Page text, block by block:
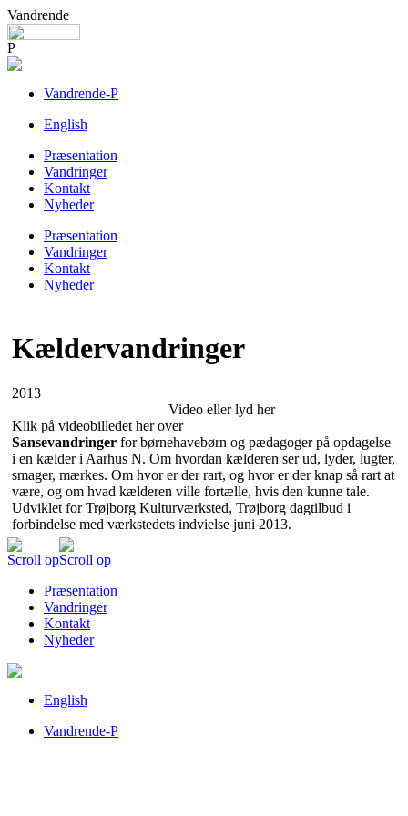
Vandrende
P
Vandrende-P
English
Præsentation
Vandringer
Kontakt
Nyheder
Præsentation
Vandringer
Kontakt
Nyheder
Kældervandringer
2013
Video eller lyd her
Klik på videobilledet her over
Sansevandringer for børnehavebørn og pædagoger på opdagelse
i en kælder i Aarhus N. Om hvordan kælderen ser ud, lyder, lugter,
smager, mærkes. Om hvor er der rart, og hvor er der knap så rart at
være, og om hvad kælderen ville fortælle, hvis den kunne tale.
Udviklet for Trøjborg Kulturværksted, Trøjborg dagtilbud i
forbindelse med værkstedets indvielse juni 2013.
Scroll opScroll op
Præsentation
Vandringer
Kontakt
Nyheder
English
Vandrende-P